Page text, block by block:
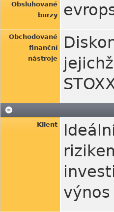
Obsluhované
burzy
Obchodované
finanční
nástroje
Klient